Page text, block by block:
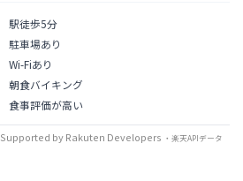
駅徒歩5分
駐車場あり
Wi-Fiあり
朝食バイキング
食事評価が高い
Supported by Rakuten Developers ・楽天APIデータ